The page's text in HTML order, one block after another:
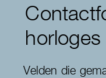
horloges
Velden die